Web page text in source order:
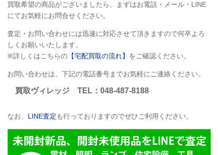
買取希望の商品がございましたら、まずはお電話・メール・LINE
にてお気軽にお問合せください。
査定・お問い合わせには迅速に対応させて頂きますので何卒よろ
しくお願いいたします。
※詳しくはこちらの 【宅配買取の流れ】 をご確認ください。
お問い合わせは、下記の電話番号までお気軽にご連絡ください。
買取ヴィレッジ TEL：048-487-8188
なお、 LINE査定も行っておりますのでぜひご利用ください。